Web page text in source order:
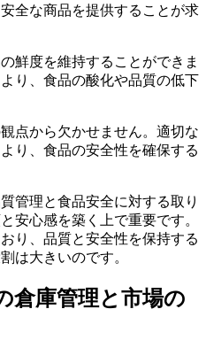
全な商品を提供することが求
鮮度を維持することができま
り、食品の酸化や品質の低下
点から欠かせません。適切な
り、食品の安全性を確保する
管理と食品安全に対する取り
安心感を築く上で重要です。
り、品質と安全性を保持する
は大きいのです。
倉庫管理と市場の